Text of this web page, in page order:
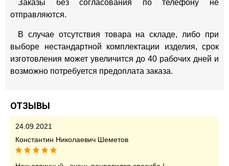
Заказы без согласования по телефону не
отправляются.
В случае отсутствия товара на складе, либо при
выборе нестандартной комплектации изделия, срок
изготовления может увеличится до 40 рабочих дней и
возможно потребуется предоплата заказа.
ОТЗЫВЫ
24.09.2021
Константин Николаевич Шеметов